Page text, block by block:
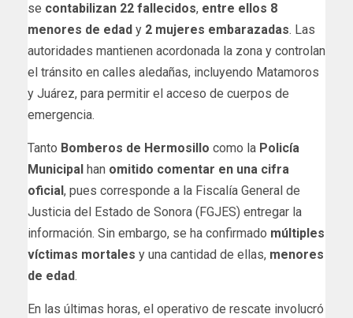
se contabilizan 22 fallecidos, entre ellos 8
menores de edad y 2 mujeres embarazadas. Las
autoridades mantienen acordonada la zona y controlan
el tránsito en calles aledañas, incluyendo Matamoros
y Juárez, para permitir el acceso de cuerpos de
emergencia.
Tanto Bomberos de Hermosillo como la Policía
Municipal han omitido comentar en una cifra
oficial , pues corresponde a la Fiscalía General de
Justicia del Estado de Sonora (FGJES) entregar la
información. Sin embargo, se ha confirmado múltiples
víctimas mortales y una cantidad de ellas, menores
de edad.
En las últimas horas, el operativo de rescate involucró